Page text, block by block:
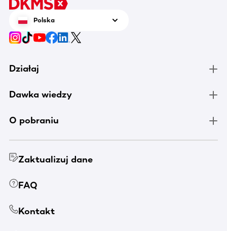
Polska
Działaj
Dawka wiedzy
O pobraniu
Zaktualizuj dane
FAQ
Kontakt